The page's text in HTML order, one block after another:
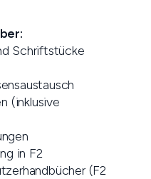
Schriftstücke
(inklusive
in F2
(F2